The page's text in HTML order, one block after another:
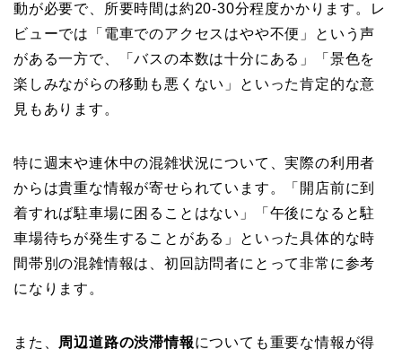
動が必要で、所要時間は約20-30分程度かかります。レ
ビューでは「電車でのアクセスはやや不便」という声
がある一方で、「バスの本数は十分にある」「景色を
楽しみながらの移動も悪くない」といった肯定的な意
見もあります。
特に週末や連休中の混雑状況について、実際の利用者
からは貴重な情報が寄せられています。「開店前に到
着すれば駐車場に困ることはない」「午後になると駐
車場待ちが発生することがある」といった具体的な時
間帯別の混雑情報は、初回訪問者にとって非常に参考
になります。
また、 周辺道路の渋滞情報についても重要な情報が得